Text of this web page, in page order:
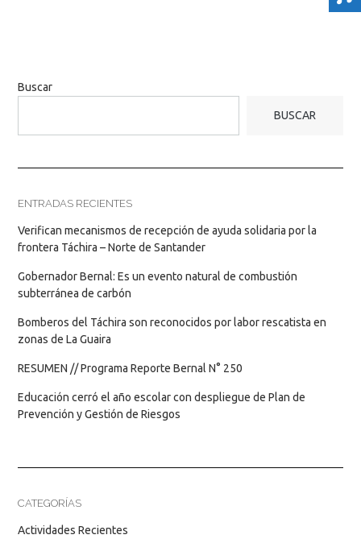
Buscar
BUSCAR
ENTRADAS RECIENTES
Verifican mecanismos de recepción de ayuda solidaria por la
frontera Táchira – Norte de Santander
Gobernador Bernal: Es un evento natural de combustión
subterránea de carbón
Bomberos del Táchira son reconocidos por labor rescatista en
zonas de La Guaira
RESUMEN // Programa Reporte Bernal N° 250
Educación cerró el año escolar con despliegue de Plan de
Prevención y Gestión de Riesgos
CATEGORÍAS
Actividades Recientes